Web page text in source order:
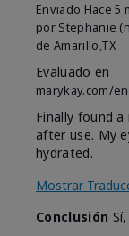
Enviado Hace 5
por Stephanie
de Amarillo,TX
Evaluado en
marykay.com/
Finally found
after use. My
hydrated.
Mostrar
Conclusión